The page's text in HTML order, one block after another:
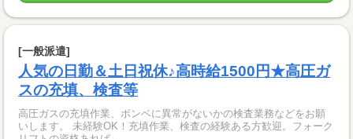
[一般派遣]
人気の日勤＆土日祝休♪高時給1500円★高圧ガ
スの充填、検査等
高圧ガスの充填作業、ボンベに異常がないかの検査業務などをお願
いします。 未経験OK！充填作業、検査の経験ある方歓迎。フォーク